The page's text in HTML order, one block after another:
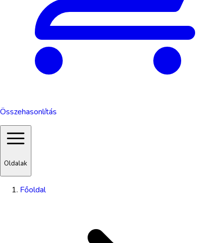
Összehasonlítás
Oldalak
Főoldal